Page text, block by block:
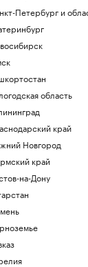
Петербург и
область
край
Новгород
край
на-Дону